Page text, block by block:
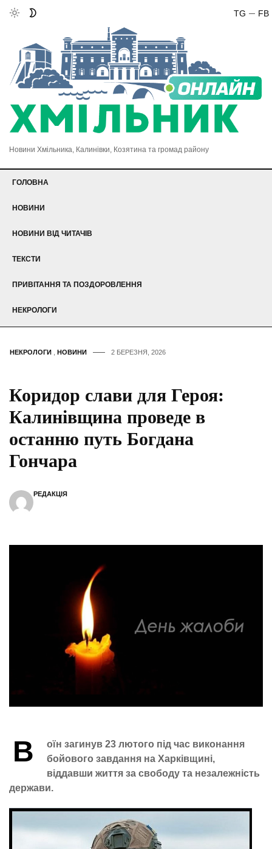
FB
TG
Новини Хмільника, Калинівки, Козятина та громад району
ГОЛОВНА
НОВИНИ
НОВИНИ ВІД ЧИТАЧІВ
ТЕКСТИ
ПРИВІТАННЯ ТА ПОЗДОРОВЛЕННЯ
НЕКРОЛОГИ
НЕКРОЛОГИ НОВИНИ 2 БЕРЕЗНЯ, 2026
Коридор слави для Героя:
Калинівщина проведе в
останню путь Богдана
Гончара
РЕДАКЦІЯ
В
оїн загинув 23 лютого під час виконання
бойового завдання на Харківщині,
віддавши життя за свободу та незалежність
держави.